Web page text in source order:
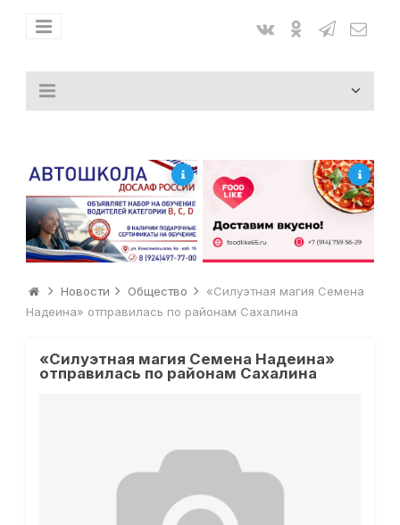
Новости Общество
«Силуэтная магия Семена
Надеина» отправилась по районам Сахалина
«Силуэтная магия Семена Надеина»
отправилась по районам Сахалина